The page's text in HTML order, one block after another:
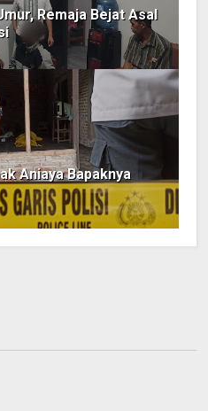
Remaja Bejat Asal
Aniaya Bapaknya